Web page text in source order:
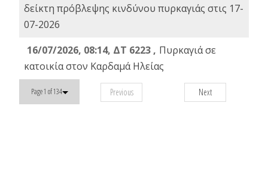
δείκτη πρόβλεψης κινδύνου πυρκαγιάς στις 17-
07-2026
16/07/2026, 08:14, ΔΤ 6223 , Πυρκαγιά σε
κατοικία στον Καρδαμά Ηλείας
Page 1 of 134 Previous Next